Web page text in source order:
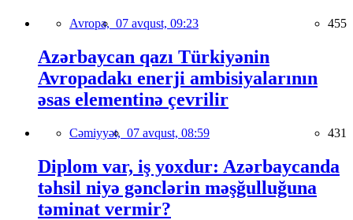
Avropa, 07 avqust, 09:23 455
Azərbaycan qazı Türkiyənin
Avropadakı enerji ambisiyalarının
əsas elementinə çevrilir
Cəmiyyət, 07 avqust, 08:59 431
Diplom var, iş yoxdur: Azərbaycanda
təhsil niyə gənclərin məşğulluğuna
təminat vermir?